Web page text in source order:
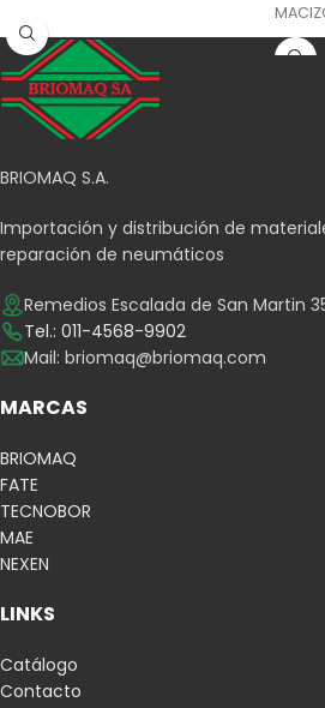
BRIOMAQ S.A.
Importación y distribución de
reparación de neumáticos
Remedios Escalada de San Martin
Tel.: 011-4568-9902
Mail: briomaq@briomaq.com
MARCAS
BRIOMAQ
FATE
TECNOBOR
MAE
NEXEN
LINKS
Catálogo
Contacto